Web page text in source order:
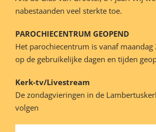
nabestaanden veel sterkte toe.
PAROCHIECENTRUM GEOPEND
Het parochiecentrum is vanaf
op de gebruikelijke dagen en tijden
Kerk-tv/Livestream
De zondagvieringen in de
volgen